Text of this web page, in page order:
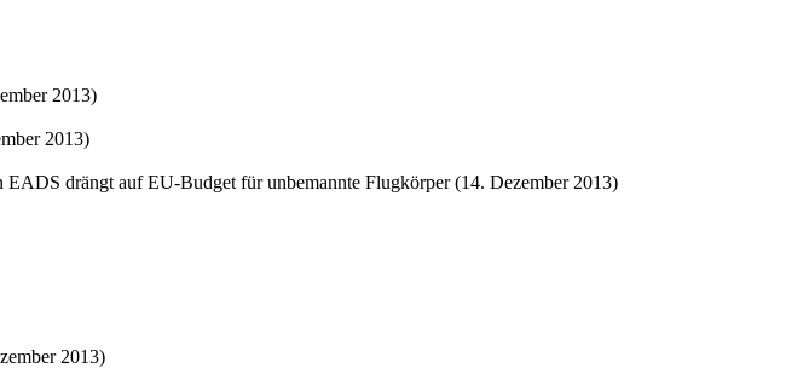
2013)
2013)
drängt auf EU-Budget für unbemannte Flugkörper (14. Dezember 2013)
2013)